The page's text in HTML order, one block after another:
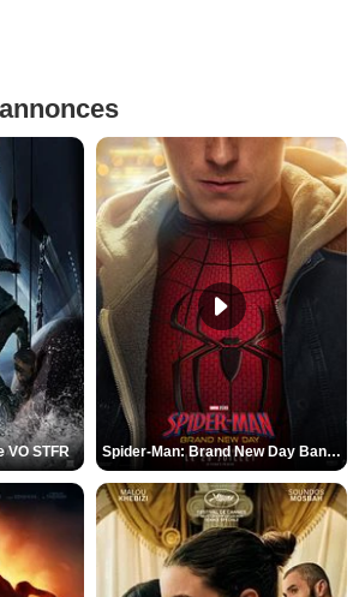
VO STFR Spider-Man: Brand New Day Bande-annonce VO STFR